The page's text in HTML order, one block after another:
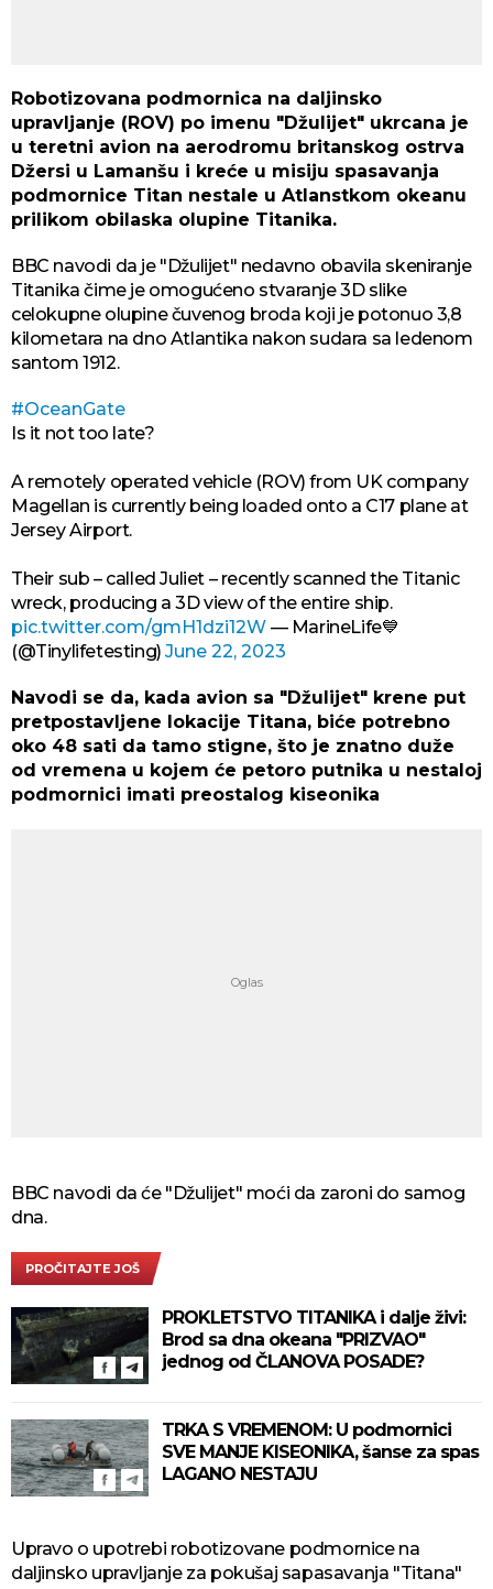
Robotizovana podmornica na daljinsko
upravljanje (ROV) po imenu "Džulijet" ukrcana je
u teretni avion na aerodromu britanskog ostrva
Džersi u Lamanšu i kreće u misiju spasavanja
podmornice Titan nestale u Atlanstkom okeanu
prilikom obilaska olupine Titanika.
BBC navodi da je "Džulijet" nedavno obavila skeniranje
Titanika čime je omogućeno stvaranje 3D slike
celokupne olupine čuvenog broda koji je potonuo 3,8
kilometara na dno Atlantika nakon sudara sa ledenom
santom 1912.
#OceanGate
Is it not too late?
A remotely operated vehicle (ROV) from UK company
Magellan is currently being loaded onto a C17 plane at
Jersey Airport.
Their sub – called Juliet – recently scanned the Titanic
wreck, producing a 3D view of the entire ship.
pic.twitter.com/gmH1dzi12W — MarineLife💙
(@Tinylifetesting)June 22, 2023
Navodi se da, kada avion sa "Džulijet" krene put
pretpostavljene lokacije Titana, biće potrebno
oko 48 sati da tamo stigne, što je znatno duže
od vremena u kojem će petoro putnika u nestaloj
podmornici imati preostalog kiseonika
BBC navodi da će "Džulijet" moći da zaroni do samog
dna.
PROČITAJTE JOŠ
PROKLETSTVO TITANIKA i dalje živi:
Brod sa dna okeana "PRIZVAO"
jednog od ČLANOVA POSADE?
TRKA S VREMENOM: U podmornici
SVE MANJE KISEONIKA, šanse za spas
LAGANO NESTAJU
Upravo o upotrebi robotizovane podmornice na
daljinsko upravljanje za pokušaj sapasavanja "Titana"